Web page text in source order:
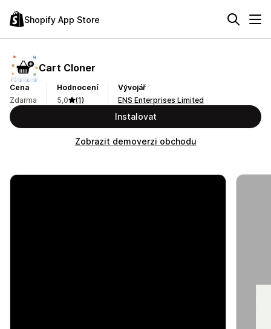
Shopify App Store
Cart Cloner
Cena
Zdarma
Hodnocení
5,0
(1)
Vývojář
ENS Enterprises Limited
Instalovat
Zobrazit demoverzi obchodu